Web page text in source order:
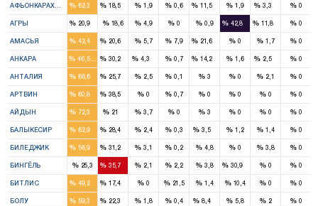
АФЬОНКАРАХИСАР%62,3 %18,5 % 1,9 % 0,6 %11,5 % 1,9 % 3,3 % 0
АГРЫ %20,9 %18,6 % 4,9 % 0 % 0,9 %42,8 %11,8 % 0
АМАСЬЯ %42,4 %20,6 % 5,7 % 7,9 %21,6 % 0 % 1,7 % 0
АНКАРА % 46,5 %30,2 % 4,3 % 0,7 %14,2 % 1,6 % 2,5 % 0
АНТАЛИЯ %66,6 %25,7 % 2,5 % 0,1 % 3 % 0 % 2,1 % 0
АРТВИН %60,8 %38,5 % 0 % 0,7 % 0 % 0 % 0 % 0
АЙДЫН %72,3 %21 % 3,7 % 0 % 3 % 0 % 0 % 0
БАЛЫКЕСИР %62,9 %28,4 % 2,4 % 0,3 % 3,5 % 1,2 % 1,4 % 0
БИЛЕДЖИК %56,9 %31,2 % 3,1 % 0,2 % 4,8 % 0 % 3,8 % 0
БИНГЁЛЬ %25,3 %35,7 % 2,1 % 2,2 % 3,8 %30,9 % 0 % 0
БИТЛИС %49,2 %17,4 % 0 %21,5 % 1,4 %10,4 % 0 % 0
БОЛУ %59,3 %22,3 % 1,8 % 0,4 % 8,4 % 5,8 % 2 % 0